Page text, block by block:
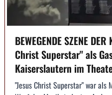
BEWEGENDE SZENE
Christ Superstar" als
Kaiserslautern im
"Jesus Christ Superstar" war als